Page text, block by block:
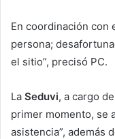
En coordinación con
persona;
el sitio”, precisó PC.
La Seduvi, a cargo
primer momento, se
asistencia”, además